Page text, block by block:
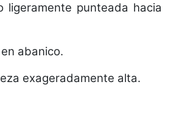
ligeramente punteada hacia
abanico.
exageradamente alta.